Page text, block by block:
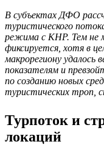
В субъектах ДФО
туристического
режима с КНР. Тем не
фиксируется, хотя в
макрорегиону удалось
показателям и
по созданию новых
туристических троп,
Турпоток и
локаций